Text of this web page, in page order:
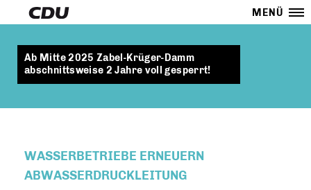
MENÜ
Ab Mitte 2025 Zabel-Krüger-Damm
abschnittsweise 2 Jahre voll gesperrt!
WASSERBETRIEBE ERNEUERN
ABWASSERDRUCKLEITUNG